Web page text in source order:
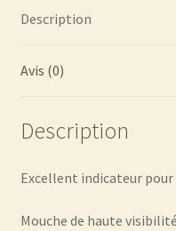
Description
Avis (0)
Description
Excellent indicateur
Mouche de haute